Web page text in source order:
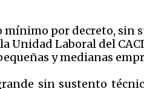
mínimo por decreto, sin
Unidad Laboral del
y medianas
sin sustento